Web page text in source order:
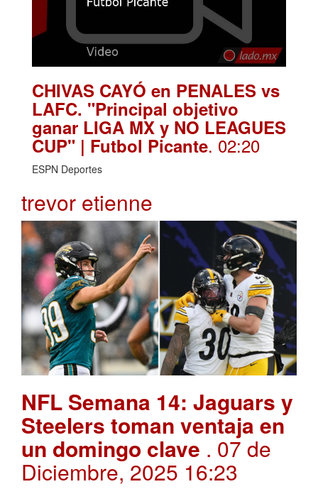
CHIVAS CAYÓ en PENALES vs
LAFC. "Principal objetivo
ganar LIGA MX y NO LEAGUES
CUP" | Futbol Picante. 02:20
ESPN Deportes
trevor etienne
NFL Semana 14: Jaguars y
Steelers toman ventaja en
un domingo clave . 07 de
Diciembre, 2025 16:23